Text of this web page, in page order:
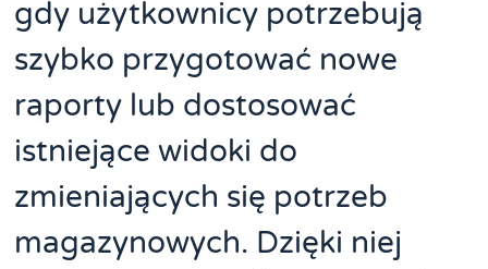
gdy użytkownicy potrzebują
szybko przygotować nowe
raporty lub dostosować
istniejące widoki do
zmieniających się potrzeb
magazynowych. Dzięki niej